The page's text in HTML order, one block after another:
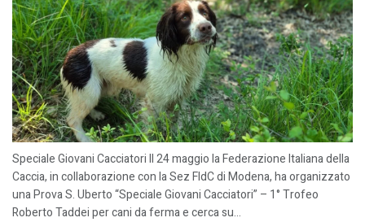
Speciale Giovani Cacciatori Il 24 maggio la Federazione Italiana della
Caccia, in collaborazione con la Sez FIdC di Modena, ha organizzato
una Prova S. Uberto “Speciale Giovani Cacciatori” – 1° Trofeo
Roberto Taddei per cani da ferma e cerca su...